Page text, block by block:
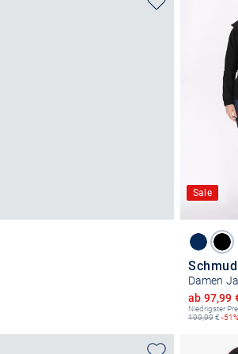
Sale
Damen
ab 97,99
Niedrigster
199,99€ -51%